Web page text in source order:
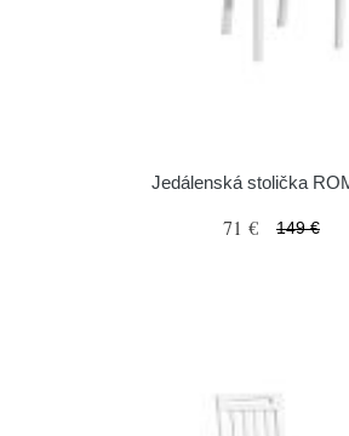
Jedálenská stolička
71 € 149 €